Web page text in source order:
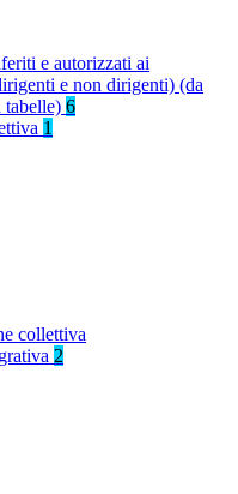
e autorizzati ai
e non dirigenti) (da
tabelle) 6
1
collettiva
2